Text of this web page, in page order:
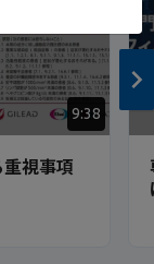
9:38
視事項